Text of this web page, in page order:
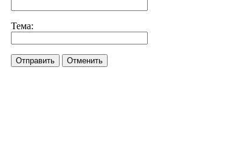
Тема:
Отправить Отменить